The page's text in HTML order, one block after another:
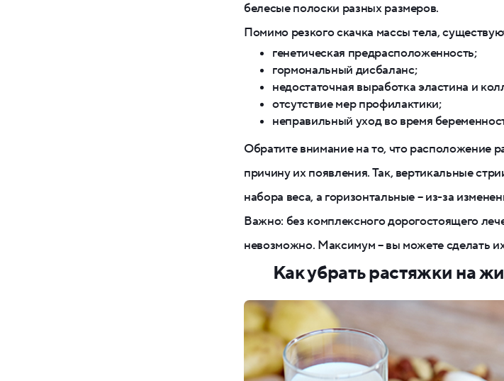
белесые полоски разных размеров.
Помимо резкого скачка массы тела,
генетическая предрасположенность;
гормональный дисбаланс;
недостаточная выработка эластина и
отсутствие мер профилактики;
неправильный уход во время
Обратите внимание на то, что расположение
причину их появления. Так, вертикальные
набора веса, а горизонтальные – из-за
Важно: без комплексного дорогостоящего
невозможно. Максимум – вы можете сделать
Как убрать растяжки на